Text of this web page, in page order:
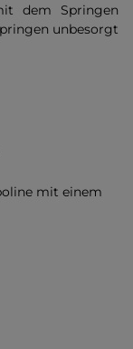
dem Springen
unbesorgt
mit einem